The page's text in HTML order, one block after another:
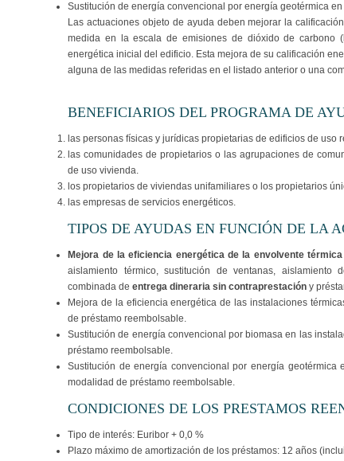
Sustitución de energía convencional por energía geotérmica
Las actuaciones objeto de ayuda deben mejorar la
medida en la escala de emisiones de dióxido de carbono
energética inicial del edificio. Esta mejora de su calificación
alguna de las medidas referidas en el listado anterior o una
BENEFICIARIOS DEL PROGRAMA DE
las personas físicas y jurídicas propietarias de edificios de
las comunidades de propietarios o las agrupaciones de
de uso vivienda.
los propietarios de viviendas unifamiliares o los propietarios
las empresas de servicios energéticos.
TIPOS DE AYUDAS EN FUNCIÓN DE LA
Mejora de la eficiencia energética de la envolvente
aislamiento térmico, sustitución de ventanas, aislamiento
combinada deentrega dineraria sin contraprestación y
Mejora de la eficiencia energética de las instalaciones
de préstamo reembolsable.
Sustitución de energía convencional por biomasa en las
préstamo reembolsable.
Sustitución de energía convencional por energía
modalidad de préstamo reembolsable.
CONDICIONES DE LOS PRESTAMOS
Tipo de interés: Euribor + 0,0 %
Plazo máximo de amortización de los préstamos: 12 años